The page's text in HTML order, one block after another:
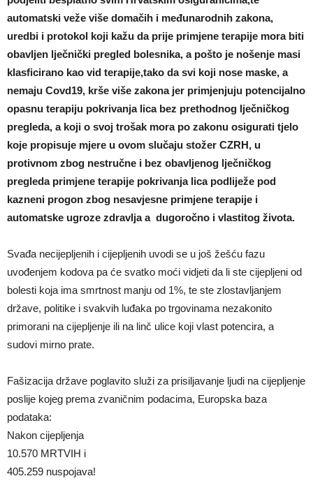
automatski veže više domačih i međunarodnih zakona,
uredbi i protokol koji kažu da prije primjene terapije mora biti
obavljen lječnički pregled bolesnika, a pošto je nošenje masi
klasficirano kao vid terapije,tako da svi koji nose maske, a
nemaju Covd19, krše više zakona jer primjenjuju potencijalno
opasnu terapiju pokrivanja lica bez prethodnog lječničkog
pregleda, a koji o svoj trošak mora po zakonu osigurati tjelo
koje propisuje mjere u ovom slučaju stožer CZRH, u
protivnom zbog nestručne i bez obavljenog lječničkog
pregleda primjene terapije pokrivanja lica podliježe pod
kazneni progon zbog nesavjesne primjene terapije i
automatske ugroze zdravlja a dugoročno i vlastitog života.
Svađa necijepljenih i cijepljenih uvodi se u još žešću fazu
uvođenjem kodova pa će svatko moći vidjeti da li ste cijepljeni od
bolesti koja ima smrtnost manju od 1%, te ste zlostavljanjem
države, politike i svakvih luđaka po trgovinama nezakonito
primorani na cijepljenje ili na linč ulice koji vlast potencira, a
sudovi mirno prate.
Fašizacija države poglavito služi za prisiljavanje ljudi na cijepljenje
poslije kojeg prema zvaničnim podacima, Europska baza
podataka:
Nakon cijepljenja
10.570 MRTVIH i
405.259 nuspojava!